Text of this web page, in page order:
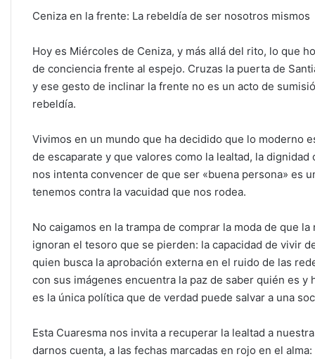
s
A
p
p
e
b
o
o
k
er e
dI
n
l
p
ar
tir
Ceniza en la frente: La rebeldía de ser nosotros mismos
Hoy es Miércoles de Ceniza, y más allá del rito, lo que
de conciencia frente al espejo. Cruzas la puerta de
y ese gesto de inclinar la frente no es un acto de
rebeldía.
Vivimos en un mundo que ha decidido que lo moderno
de escaparate y que valores como la lealtad, la
nos intenta convencer de que ser «buena persona» es
tenemos contra la vacuidad que nos rodea.
No caigamos en la trampa de comprar la moda de que
ignoran el tesoro que se pierden: la capacidad de vivir
quien busca la aprobación externa en el ruido de las
con sus imágenes encuentra la paz de saber quién es
es la única política que de verdad puede salvar a una
Esta Cuaresma nos invita a recuperar la lealtad a
darnos cuenta, a las fechas marcadas en rojo en el